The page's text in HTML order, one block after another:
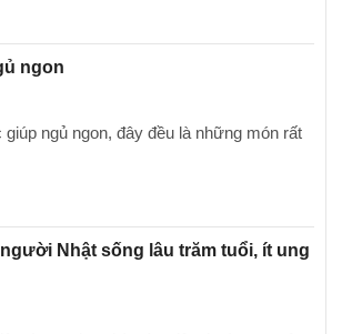
ngon
ngủ ngon, đây đều là những món rất
Nhật sống lâu trăm tuổi, ít ung